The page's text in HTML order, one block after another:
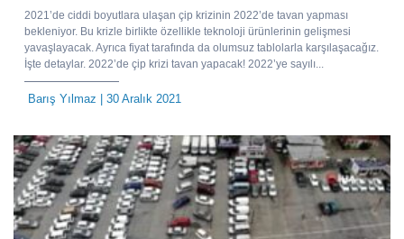
2021’de ciddi boyutlara ulaşan çip krizinin 2022’de tavan yapması
bekleniyor. Bu krizle birlikte özellikle teknoloji ürünlerinin gelişmesi
yavaşlayacak. Ayrıca fiyat tarafında da olumsuz tablolarla karşılaşacağız.
İşte detaylar. 2022’de çip krizi tavan yapacak! 2022’ye sayılı...
Barış Yılmaz | 30 Aralık 2021